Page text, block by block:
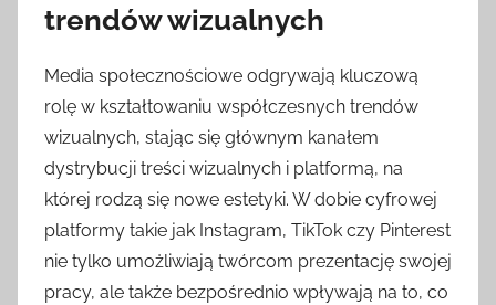
trendów wizualnych
Media społecznościowe odgrywają kluczową
rolę w kształtowaniu współczesnych trendów
wizualnych, stając się głównym kanałem
dystrybucji treści wizualnych i platformą, na
której rodzą się nowe estetyki. W dobie cyfrowej
platformy takie jak Instagram, TikTok czy Pinterest
nie tylko umożliwiają twórcom prezentację swojej
pracy, ale także bezpośrednio wpływają na to, co